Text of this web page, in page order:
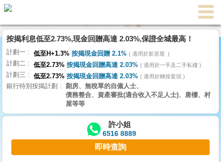
理
主
頁
搵
樓/
交
業
主
按揭利息低至2.73%,現金回贈高達 2.03%,保證全城最高！
計劃一 低至H+1.3% 按揭現金回贈 2.1% 適用於新居屋
計劃二 低至2.73% 按揭現金回贈高達 2.03% 適用於一手及二手私樓
計劃三 低至2.73% 按揭現金回贈高達 2.03% 適用於轉按套現
銀行特別按揭計劃
劏房、無稅單的自僱人士、
債務整合、資產審批(適合收入不足人士)、唐樓、村
屋等等
許小姐
6516 8889
即時查詢